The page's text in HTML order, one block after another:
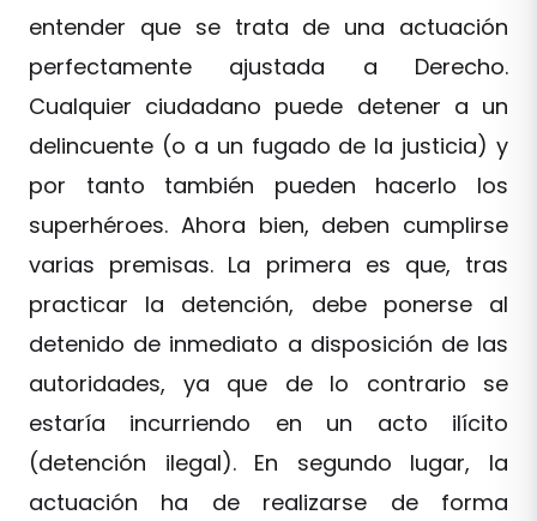
entender que se trata de una actuación
perfectamente ajustada a Derecho.
Cualquier ciudadano puede detener a un
delincuente (o a un fugado de la justicia) y
por tanto también pueden hacerlo los
superhéroes. Ahora bien, deben cumplirse
varias premisas. La primera es que, tras
practicar la detención, debe ponerse al
detenido de inmediato a disposición de las
autoridades, ya que de lo contrario se
estaría incurriendo en un acto ilícito
(detención ilegal). En segundo lugar, la
actuación ha de realizarse de forma